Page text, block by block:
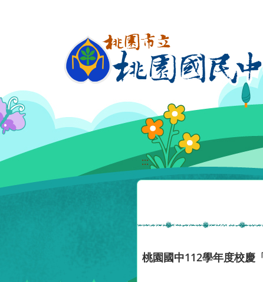
:::
桃園國中112學年度校慶